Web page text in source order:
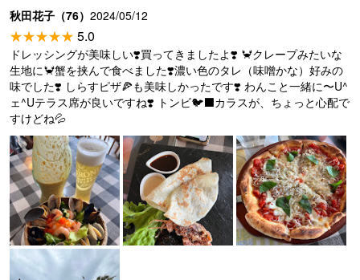
秋田花子（76） 2024/05/12
5.0
ドレッシングが美味しい❣️買ってきましたよ❣️ 🦀クレープみたいな
生地に🦀蟹を挟んで食べました❣️濃い色のタレ（味噌かな）好みの
味でした❣️ しらすピザ🍕も美味しかったです❣️ わんこと一緒に〜U^
ェ^Uテラス席が良いですね❣️ トンビ🐦‍⬛カラスが、ちょっと心配で
すけどね💦